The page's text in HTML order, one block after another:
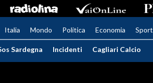
Italia Mondo Politica Economia Sport
Sardegna Incidenti Cagliari Calcio